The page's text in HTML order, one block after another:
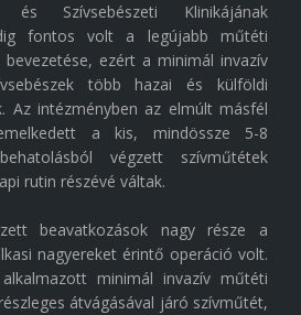
és Szívsebészeti Klinikájának
fontos volt a legújabb műtéti
ezért a minimál invazív
több hazai és külföldi
Az intézményben az elmúlt másfél
a kis, mindössze 5-8
végzett szívműtétek
rutin részévé váltak.
beavatkozások nagy része a
nagyereket érintő operáció volt.
minimál invazív műtéti
átvágásával járó szívműtét,